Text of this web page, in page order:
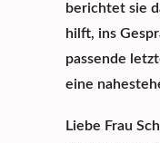
berichtet sie
hilft, ins
passende
eine
Liebe Frau